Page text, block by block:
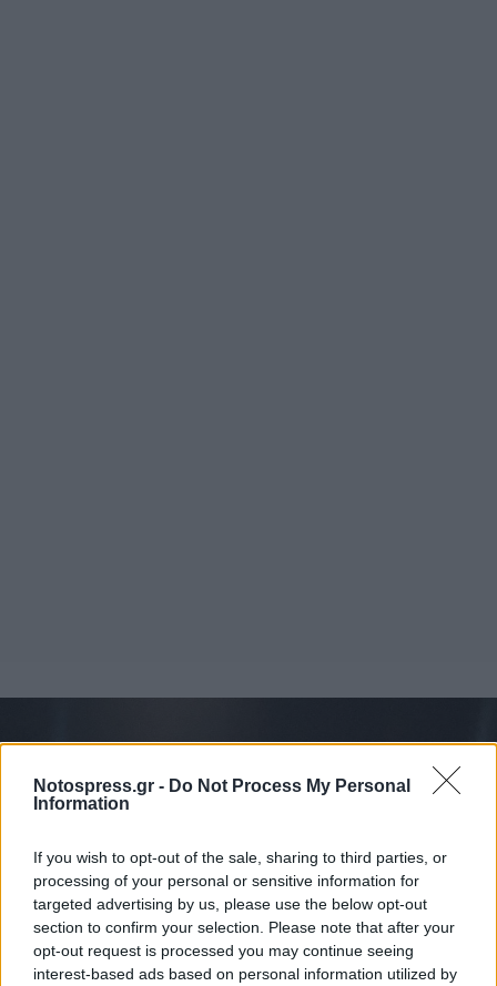
Notospress.gr - Do Not Process My Personal
Information
If you wish to opt-out of the sale, sharing to third parties, or
processing of your personal or sensitive information for
targeted advertising by us, please use the below opt-out
section to confirm your selection. Please note that after your
opt-out request is processed you may continue seeing
interest-based ads based on personal information utilized by